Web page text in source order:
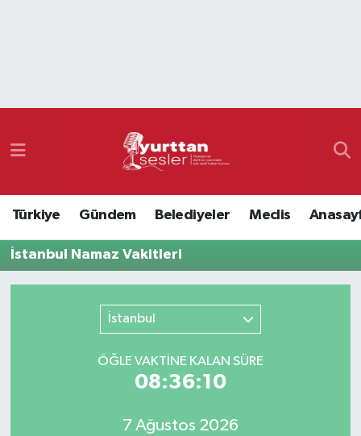
Türkiye Gündem Belediyeler Meclis
İstanbul Namaz Vakitleri
İstanbul
ÖĞLE VAKTİNE KALAN SÜRE
08:36:10
7 Ağustos 2026
Namaz Vakitleri
Süper Lig Puan Durumu ve Fikstür
Son Dakika Haberleri